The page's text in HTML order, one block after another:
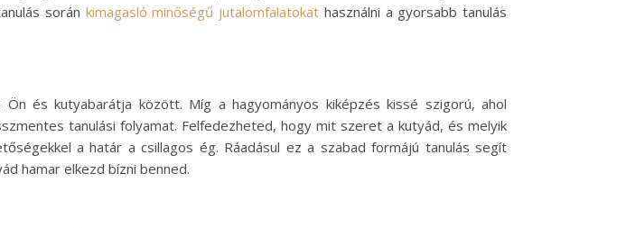
során kimagasló minőségű jutalomfalatokat használni a gyorsabb tanulás
és kutyabarátja között. Míg a hagyományos kiképzés kissé szigorú, ahol
tanulási folyamat. Felfedezheted, hogy mit szeret a kutyád, és melyik
a határ a csillagos ég. Ráadásul ez a szabad formájú tanulás segít
hamar elkezd bízni benned.